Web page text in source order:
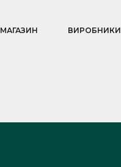
МАГАЗИН ВИРОБНИКИ